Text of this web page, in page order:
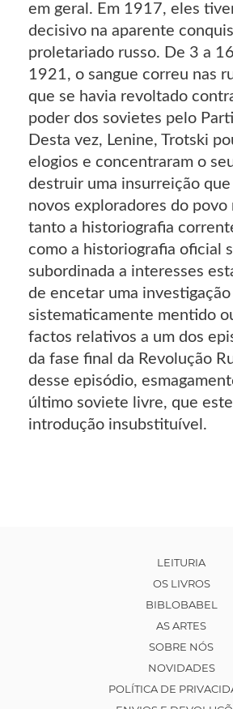
em geral. Em 1917, eles
decisivo na aparente
proletariado russo. De 3 a
1921, o sangue correu nas
que se havia revoltado
poder dos sovietes pelo
Desta vez, Lenine, Trotski
elogios e concentraram o
destruir uma insurreição que
novos exploradores do povo
tanto a historiografia
como a historiografia oficial
subordinada a interesses
de encetar uma
sistematicamente mentido
factos relativos a um dos
da fase final da Revolução
desse episódio,
último soviete livre, que
introdução insubstituível.
LEITURIA
OS LIVROS
BIBLOBABEL
AS ARTES
SOBRE NÓS
NOVIDADES
POLÍTICA DE